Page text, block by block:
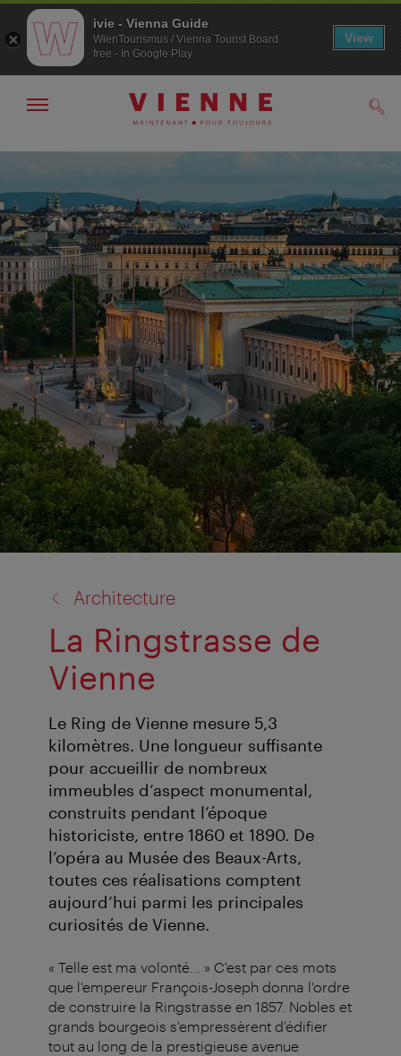
Navigation
Contenu
Afficher
la
Architecture
La Ringstrasse de
Vienne
Le Ring de Vienne mesure 5,3
kilomètres. Une longueur suffisante
pour accueillir de nombreux
immeubles d’aspect monumental,
construits pendant l’époque
historiciste, entre 1860 et 1890. De
l’opéra au Musée des Beaux-Arts,
toutes ces réalisations comptent
aujourd’hui parmi les principales
curiosités de Vienne.
« Telle est ma volonté... » C'est par ces mots
que l'empereur François-Joseph donna l'ordre
de construire la Ringstrasse en 1857. Nobles et
grands bourgeois s'empressèrent d'édifier
tout au long de la prestigieuse avenue
ivie - Vienna Guide
WienTourismus / Vienna Tourist Board
free - In Google Play
View